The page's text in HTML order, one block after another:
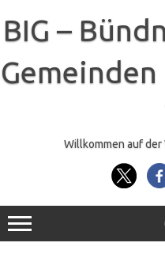
springen
BIG –
Willkommen auf der